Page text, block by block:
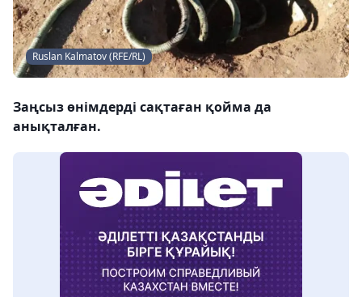
Ruslan Kalmatov (RFE/RL)
Заңсыз өнімдерді сақтаған қойма да
анықталған.